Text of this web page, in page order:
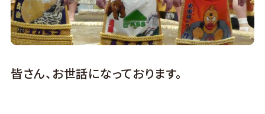
皆さん、お世話になっております。